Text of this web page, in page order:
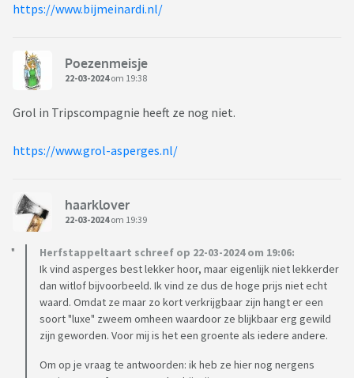
https://www.bijmeinardi.nl/
Poezenmeisje
22-03-2024om 19:38
Grol in Tripscompagnie heeft ze nog niet.
https://www.grol-asperges.nl/
haarklover
22-03-2024om 19:39
Herfstappeltaart schreef op 22-03-2024 om 19:06:
Ik vind asperges best lekker hoor, maar eigenlijk niet lekkerder
dan witlof bijvoorbeeld. Ik vind ze dus de hoge prijs niet echt
waard. Omdat ze maar zo kort verkrijgbaar zijn hangt er een
soort "luxe" zweem omheen waardoor ze blijkbaar erg gewild
zijn geworden. Voor mij is het een groente als iedere andere.
Om op je vraag te antwoorden: ik heb ze hier nog nergens